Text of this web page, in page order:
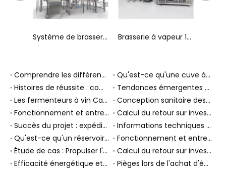
Système de brasserie à quatre cuves 2 000 L/20 BBL Brasserie à vapeur 100L - 300L
Comprendre les différences entre les différents types de cuves à vin : guide de l'acheteur
Qu'est-ce qu'une cuve à vin ? Le guide complet des types et des rôles en production
Histoires de réussite : comment les réservoirs de bière Brite ont amélioré les opérations de brassage
Tendances émergentes dans les réservoirs de bière Brite : des innovations qui façonnent l'industrie brassicole
Les fermenteurs à vin Cassman et le réservoir de stockage de 316 L aident une cave albanaise à se mettre à niveau vers les normes de cave professionnelles
Conception sanitaire des réservoirs de bière Brite : garantir la qualité et la sécurité
Fonctionnement et entretien de votre réservoir de bière Brite : meilleures pratiques
Calcul du retour sur investissement : un réservoir de bière Brite vaut-il l'investissement ?
Succès du projet : expédition de fermenteurs coniques de 10 000 L (100HL) en Ouzbékistan
Informations techniques : performances et caractéristiques des réservoirs de bière Brite
Qu'est-ce qu'un réservoir à bière Brite ? Comprendre son rôle dans le brassage
Fonctionnement et entretien de votre système de brasserie chauffée à la vapeur : meilleures pratiques
Étude de cas : Propulser l'expansion de la bière artisanale canadienne avec deux fermenteurs coniques de 10 000 L
Calcul du retour sur investissement : un système de brasserie chauffé à la vapeur vaut-il l'investissement ?
Efficacité énergétique et avantages environnementaux des systèmes de brasserie chauffés à la vapeur
Pièges lors de l'achat d'équipement de brasserie artisanale : 5 erreurs coûteuses commises par les débutants (et comment les éviter en 2025)